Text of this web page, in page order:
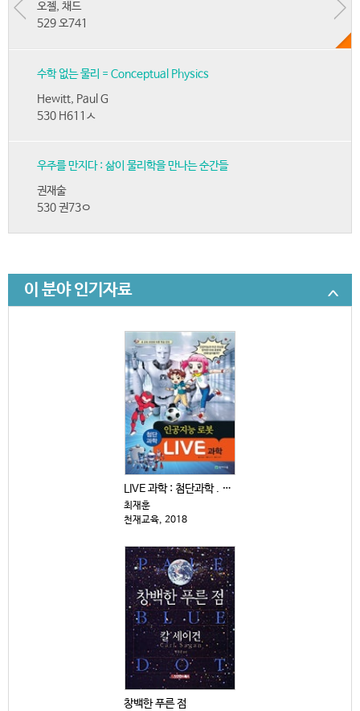
오젤, 채드
529 오741
수학 없는 물리 = Conceptual Physics
Hewitt, Paul G
530 H611ㅅ
우주를 만지다 : 삶이 물리학을 만나는 순간들
권재술
530 권73ㅇ
이 분야 인기자료
LIVE 과학 : 첨단과학 . 11-15
최재훈
천재교육, 2018
창백한 푸른 점